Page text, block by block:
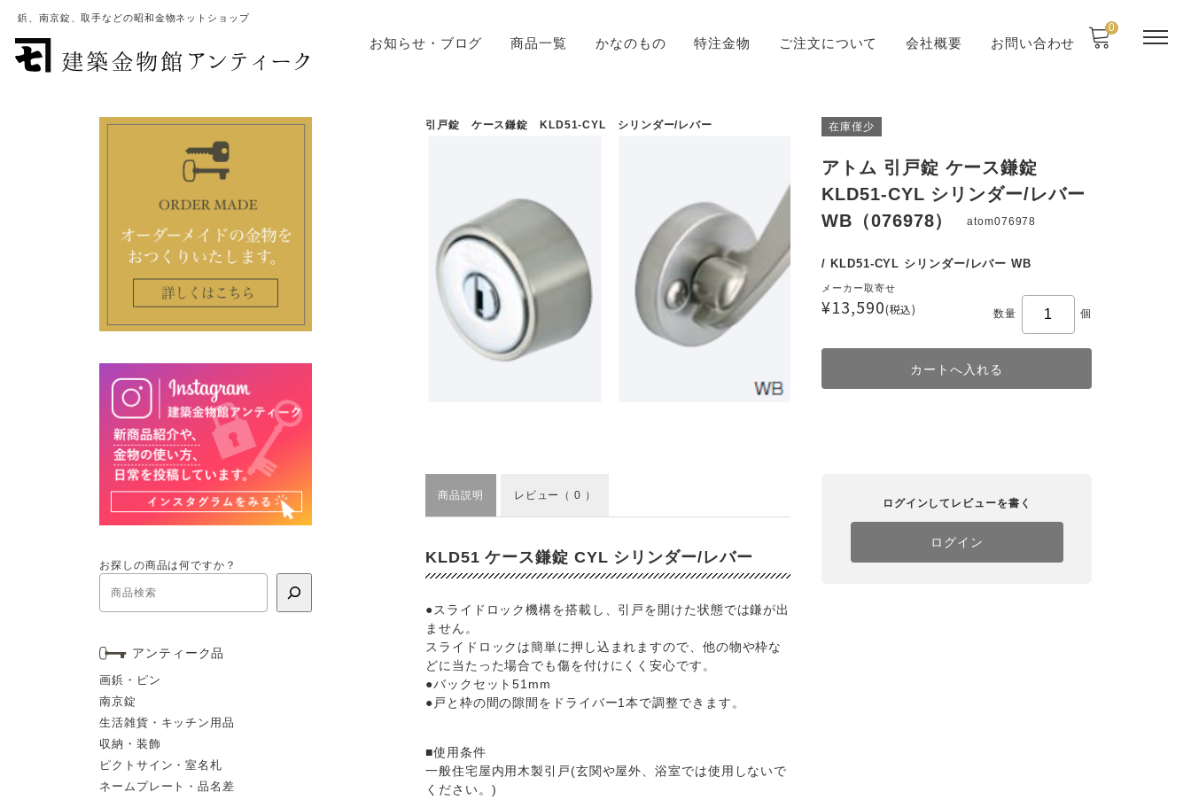
鋲、南京錠、取手などの昭和金物ネットショップ
お知らせ・ブログ 商品一覧 かなのもの 特注金物 ご注文について 会社概要 お問い合わせ
0
引戸錠 ケース鎌錠 KLD51-CYL シリンダー/レバー 在庫僅少
アトム 引戸錠 ケース鎌錠
KLD51-CYL シリンダー/レバー
WB（076978）
atom076978
/ KLD51-CYL シリンダー/レバー WB
メーカー取寄せ
¥13,590(税込) 数量 個
商品説明 レビュー （ 0 ）
KLD51 ケース鎌錠 CYL シリンダー/レバー
●スライドロック機構を搭載し、引戸を開けた状態では鎌が出
ません。
スライドロックは簡単に押し込まれますので、他の物や枠な
どに当たった場合でも傷を付けにくく安心です。
●バックセット51mm
●戸と枠の間の隙間をドライバー1本で調整できます。
■使用条件
一般住宅屋内用木製引戸(玄関や屋外、浴室では使用しないで
ください。)
ログインしてレビューを書く
ログイン
お探しの商品は何ですか？
アンティーク品
画鋲・ピン
南京錠
生活雑貨・キッチン用品
収納・装飾
ピクトサイン・室名札
ネームプレート・品名差